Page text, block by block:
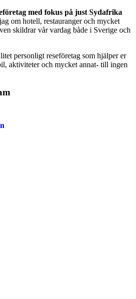
med fokus på just Sydafrika
om hotell, restauranger och mycket
skildrar vår vardag både i Sverige och
personligt reseföretag som hjälper er
aktiviteter och mycket annat- till ingen